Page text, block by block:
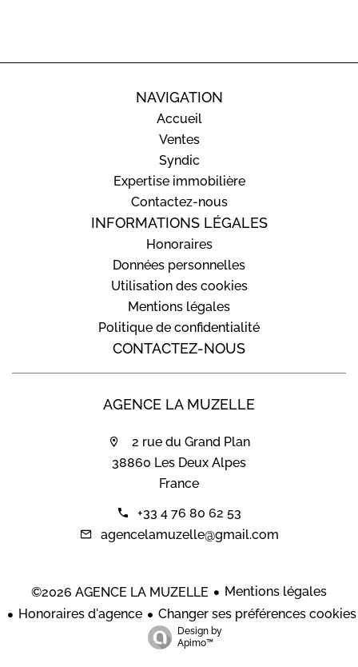
NAVIGATION
Accueil
Ventes
Syndic
Expertise immobilière
Contactez-nous
INFORMATIONS LÉGALES
Honoraires
Données personnelles
Utilisation des cookies
Mentions légales
Politique de confidentialité
CONTACTEZ-NOUS
AGENCE LA MUZELLE
2 rue du Grand Plan
38860 Les Deux Alpes
France
+33 4 76 80 62 53
agencelamuzelle@gmail.com
©2026 AGENCE LA MUZELLE
Mentions légales
Honoraires d'agence
Changer ses préférences cookies
Design by
Apimo™